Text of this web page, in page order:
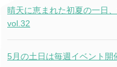
晴天に恵まれた初夏の一日
vol.32
5月の土日は毎週イベント開